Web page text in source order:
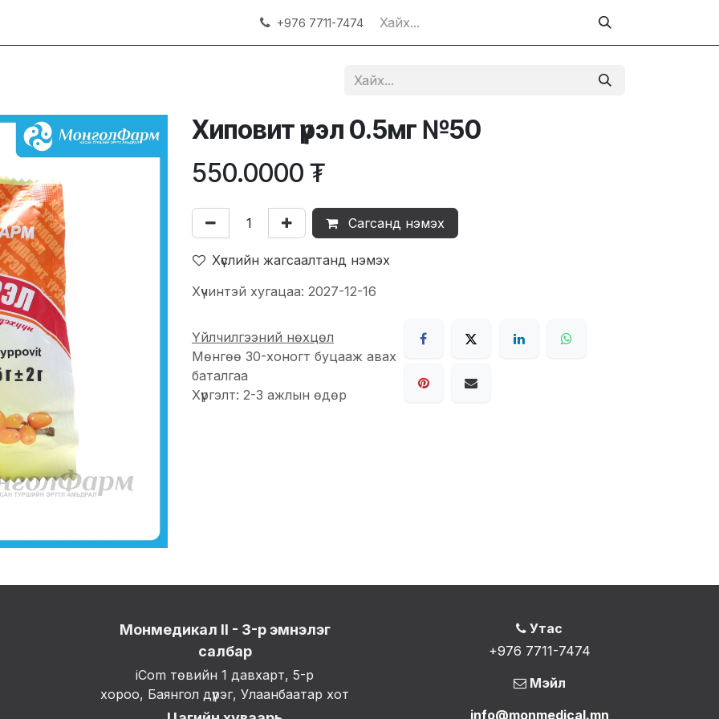
+976 7711-7474
Хиповит үрэл 0.5мг №50
550.0000 ₮
Сагсанд нэмэх
Хүслийн жагсаалтанд нэмэх
Хүчинтэй хугацаа: 2027-12-16
Үйлчилгээний нөхцөл
Мөнгөө 30-хоногт буцааж авах
баталгаа
Хүргэлт: 2-3 ажлын өдөр
Утас
+976 7711-7474
Мэйл
info@monmedical.mn
Монмедикал II - 3-р эмнэлэг
салбар
iCom төвийн 1 давхарт, 5-р
хороо, Баянгол дүүрэг, Улаанбаатар хот